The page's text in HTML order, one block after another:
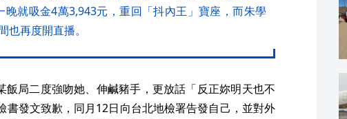
晚就吸金4萬3,943元，重回「抖內王」寶座，而朱學
再度開直播。
飯局二度強吻她、伸鹹豬手，更放話「反正妳明天也不
書發文致歉，同月12日向台北地檢署告發自己，並對外